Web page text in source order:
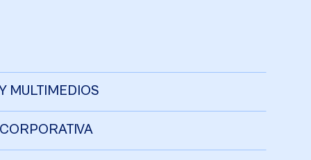
MULTIMEDIOS